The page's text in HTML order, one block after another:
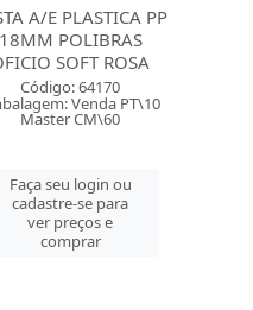
A/E PLASTICA PP
18MM POLIBRAS
SOFT ROSA
Código: 64170
Venda PT\10
Master CM\60
Faça seu login ou
cadastre-se para
ver preços e
comprar